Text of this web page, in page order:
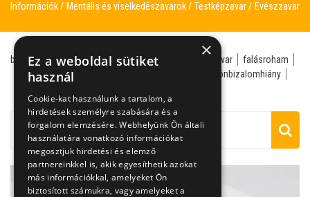
Információk Mentális és viselkedészavarok Testképzavar Evészzavar
bulimia anorexia nervosa Csenki Laura evészzavar
falásroham
gyermekpszichológus
önbizalomhiány
×
Ez a weboldal sütiket
használ
Cookie-kat használunk a tartalom, a
hirdetések személyre szabására és a
forgalom elemzésére. Webhelyünk Ön általi
használatára vonatkozó információkat
megosztjuk hirdetési és elemző
partnereinkkel is, akik egyesíthetik azokat
más információkkal, amelyeket Ön
biztosított számukra, vagy amelyeket a